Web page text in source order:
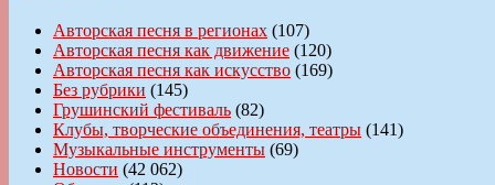
Авторская песня в регионах (107)
Авторская песня как движение (120)
Авторская песня как искусство (169)
Без рубрики (145)
Грушинский фестиваль (82)
Клубы, творческие объединения, театры (141)
Музыкальные инструменты (69)
Новости (42 062)